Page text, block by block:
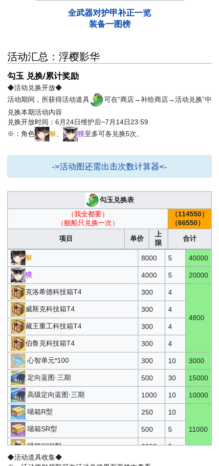
全武器对护甲补正一览
装备一图榜
活动汇总：浮樱影华
勾玉 兑换/累计奖励
◆活动兑换开放◆
活动期间，所获得活动道具
可在“商店→补给商店→活动兑换”中
兑换本期活动内容
兑换开放时间：6月24日维护后~7月14日23:59
※：角色
貅 猤至多可各兑换5次。
->活动图还需出击次数计算器<-
勾玉兑换表
（我全都要）
（舰船只兑换一次）
（114550）
（66550）
项目
单价
上
限
合计
貅 8000 5 40000
猤 4000 5 20000
克洛希德科技箱T4 300 4
4800
威斯克科技箱T4 300 4
藏王重工科技箱T4 300 4
伯鲁克科技箱T4 300 4
心智单元*100 300 10 3000
定向蓝图·三期 500 30 15000
高级定向蓝图·三期 1000 10 10000
喵箱R型 250 10
11000
喵箱SR型 500 5
喵箱SSR型 3000 2
通用部件*1 30
◆活动道具收集◆